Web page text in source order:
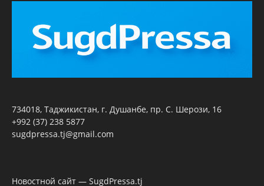
734018, Таджикистан, г. Душанбе, пр. С. Шерози, 16
+992 (37) 238 5877
sugdpressa.tj@gmail.com
Новостной сайт — SugdPressa.tj